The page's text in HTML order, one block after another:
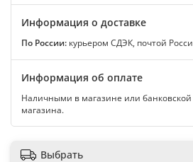
Информация о доставке
По России: курьером СДЭК, почтой
Информация об оплате
Наличными в магазине или банковской
магазина.
Выбрать